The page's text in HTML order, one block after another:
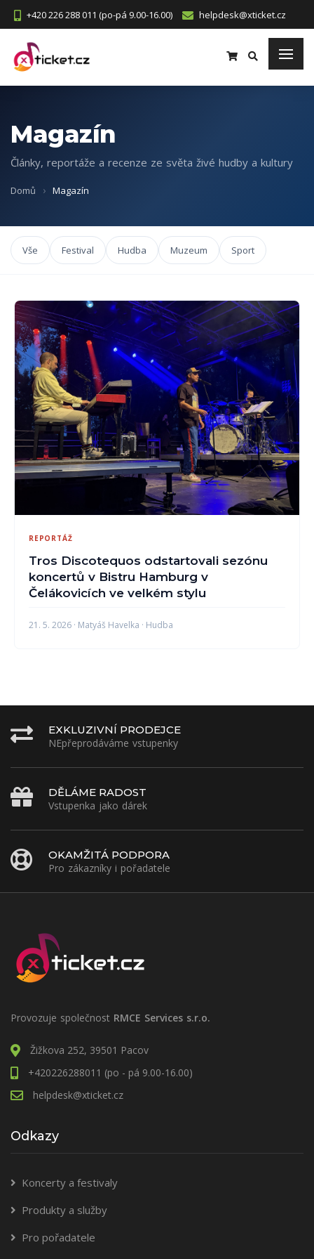
+420 226 288 011 (po-pá 9.00-16.00) helpdesk@xticket.cz
Magazín
Články, reportáže a recenze ze světa živé hudby a kultury
Domů Magazín
Vše Festival Hudba Muzeum Sport
REPORTÁŽ
Tros Discotequos odstartovali sezónu
koncertů v Bistru Hamburg v
Čelákovicích ve velkém stylu
21. 5. 2026 · Matyáš Havelka · Hudba
EXKLUZIVNÍ PRODEJCE
NEpřeprodáváme vstupenky
DĚLÁME RADOST
Vstupenka jako dárek
OKAMŽITÁ PODPORA
Pro zákazníky i pořadatele
Provozuje společnost RMCE Services s.r.o.
Žižkova 252, 39501 Pacov
+420226288011 (po - pá 9.00-16.00)
helpdesk@xticket.cz
Odkazy
Koncerty a festivaly
Produkty a služby
Pro pořadatele